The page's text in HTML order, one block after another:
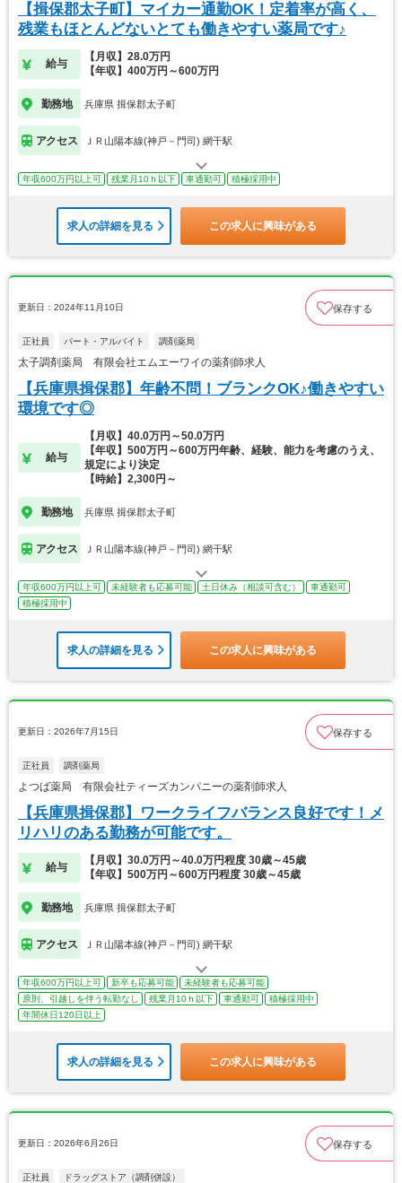
【揖保郡太子町】マイカー通勤OK！定着率が高く、
残業もほとんどないとても働きやすい薬局です♪
給与
【月収】28.0万円
【年収】400万円～600万円
勤務地 兵庫県 揖保郡太子町
アクセス ＪＲ山陽本線(神戸－門司) 網干駅
年収600万円以上可 残業月10ｈ以下 車通勤可 積極採用中
求人の詳細を見る この求人に興味がある
更新日：2024年11月10日 保存する
正社員 パート・アルバイト 調剤薬局
太子調剤薬局 有限会社エムエーワイの薬剤師求人
【兵庫県揖保郡】年齢不問！ブランクOK♪働きやすい
環境です◎
給与
【月収】40.0万円～50.0万円
【年収】500万円～600万円年齢、経験、能力を考慮のうえ、
規定により決定
【時給】2,300円～
勤務地 兵庫県 揖保郡太子町
アクセス ＪＲ山陽本線(神戸－門司) 網干駅
年収600万円以上可 未経験者も応募可能 土日休み（相談可含む）
車通勤可
積極採用中
求人の詳細を見る この求人に興味がある
更新日：2026年7月15日 保存する
正社員 調剤薬局
よつば薬局 有限会社ティーズカンパニーの薬剤師求人
【兵庫県揖保郡】ワークライフバランス良好です！メ
リハリのある勤務が可能です。
給与
【月収】30.0万円～40.0万円程度 30歳～45歳
【年収】500万円～600万円程度 30歳～45歳
勤務地 兵庫県 揖保郡太子町
アクセス ＪＲ山陽本線(神戸－門司) 網干駅
年収600万円以上可 新卒も応募可能
未経験者も応募可能
原則、引越しを伴う転勤なし
残業月10ｈ以下 車通勤可
積極採用中
年間休日120日以上
求人の詳細を見る この求人に興味がある
更新日：2026年6月26日 保存する
正社員 ドラッグストア（調剤併設）